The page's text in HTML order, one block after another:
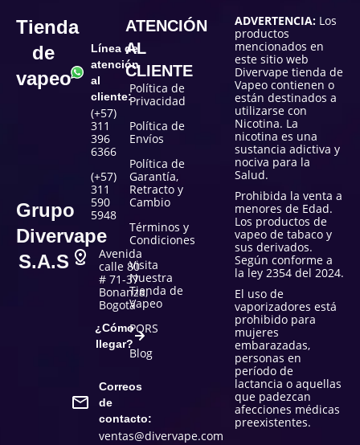
Tienda
de
vapeo
Grupo
Divervape
S.A.S
Línea de
atención
al
cliente:
(+57)
311
396
6366
(+57)
311
590
5948
Avenida
calle 80
# 71-37
Bonanza,
Bogotá
¿Cómo
llegar?
Correos
de
contacto:
ventas@divervape.com
ATENCIÓN
AL
CLIENTE
Política de
Privacidad
Política de
Envíos
Política de
Garantía,
Retracto y
Cambio
Términos y
Condiciones
Visita
Nuestra
Tienda de
Vapeo
PQRS
Blog
ADVERTENCIA: Los
productos
mencionados en
este sitio web
Divervape tienda de
Vapeo contienen o
están destinados a
utilizarse con
Nicotina. La
nicotina es una
sustancia adictiva y
nociva para la
Salud.
Prohibida la venta a
menores de Edad.
Los productos de
vapeo de tabaco y
sus derivados.
Según conforme a
la ley 2354 del 2024.
El uso de
vaporizadores está
prohibido para
mujeres
embarazadas,
personas en
período de
lactancia o aquellas
que padezcan
afecciones médicas
preexistentes.